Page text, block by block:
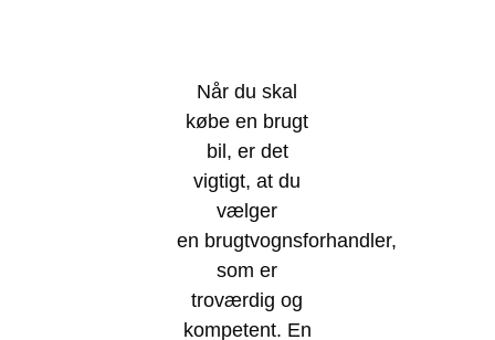
Når du skal
købe en brugt
bil, er det
vigtigt, at du
vælger
en brugtvognsforhandler,
som er
troværdig og
kompetent. En